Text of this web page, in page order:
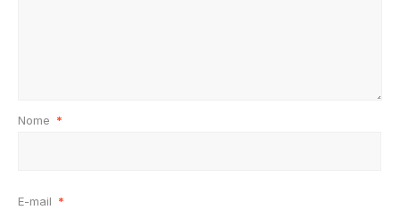
Nome *
E-mail *